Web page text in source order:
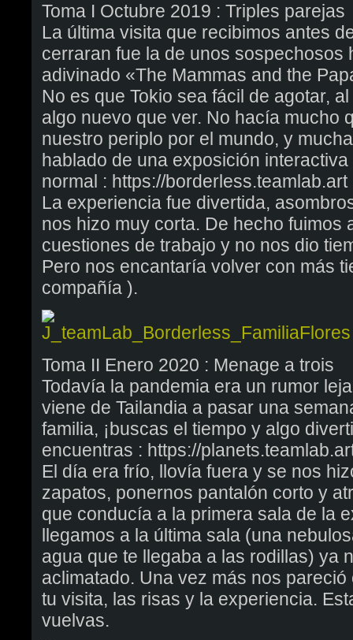
Toma I Octubre 2019 : Triples parejas
La última visita que recibimos antes
cerraran fue la de unos
adivinado «The Mammas and the
No es que Tokio sea fácil de agotar,
algo nuevo que ver. No hacía mucho
nuestro periplo por el mundo, y
hablado de una exposición
normal : https://borderless.teamlab.art
La experiencia fue divertida,
nos hizo muy corta. De hecho fuimos
cuestiones de trabajo y no nos dio
Pero nos encantaría volver con más
compañía ).
Toma II Enero 2020 : Menage a trois
Todavía la pandemia era un rumor
viene de Tailandia a pasar una
familia, ¡buscas el tiempo y algo
encuentras : https://
El día era frío, llovía fuera y se nos
zapatos, ponernos pantalón corto y
que conducía a la primera sala de la
llegamos a la última sala (una
agua que te llegaba a las rodillas) ya
aclimatado. Una vez más nos
tu visita, las risas y la experiencia.
vuelvas.